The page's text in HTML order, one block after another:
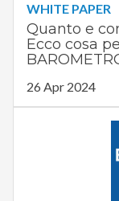
WHITE PAPER
Quanto e
Ecco cosa
26 Apr 2024